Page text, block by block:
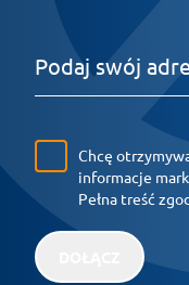
Chcę
informacje
Pełna treść